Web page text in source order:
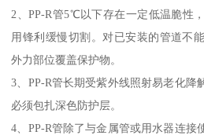
2、PP-R管5℃以下存在一定低温脆性
用锋利缓慢切割。对已安装的管道不
外力部位覆盖保护物。
3、PP-R管长期受紫外线照射易老化降
必须包扎深色防护层。
4、PP-R管除了与金属管或用水器连接